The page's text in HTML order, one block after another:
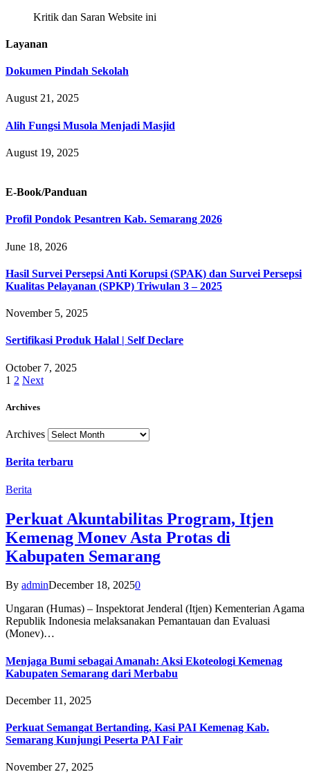
Kritik dan Saran Website ini
Layanan
Dokumen Pindah Sekolah
August 21, 2025
Alih Fungsi Musola Menjadi Masjid
August 19, 2025
E-Book/Panduan
Profil Pondok Pesantren Kab. Semarang 2026
June 18, 2026
Hasil Survei Persepsi Anti Korupsi (SPAK) dan Survei Persepsi
Kualitas Pelayanan (SPKP) Triwulan 3 – 2025
November 5, 2025
Sertifikasi Produk Halal | Self Declare
October 7, 2025
1 2 Next
Archives
Archives
Berita terbaru
Berita
Perkuat Akuntabilitas Program, Itjen
Kemenag Monev Asta Protas di
Kabupaten Semarang
By adminDecember 18, 20250
Ungaran (Humas) – Inspektorat Jenderal (Itjen) Kementerian Agama
Republik Indonesia melaksanakan Pemantauan dan Evaluasi
(Monev)…
Menjaga Bumi sebagai Amanah: Aksi Ekoteologi Kemenag
Kabupaten Semarang dari Merbabu
December 11, 2025
Perkuat Semangat Bertanding, Kasi PAI Kemenag Kab.
Semarang Kunjungi Peserta PAI Fair
November 27, 2025